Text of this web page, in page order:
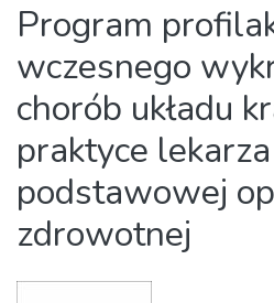
Program
wczesnego
chorób układu
praktyce lekarza
podstawowej
zdrowotnej